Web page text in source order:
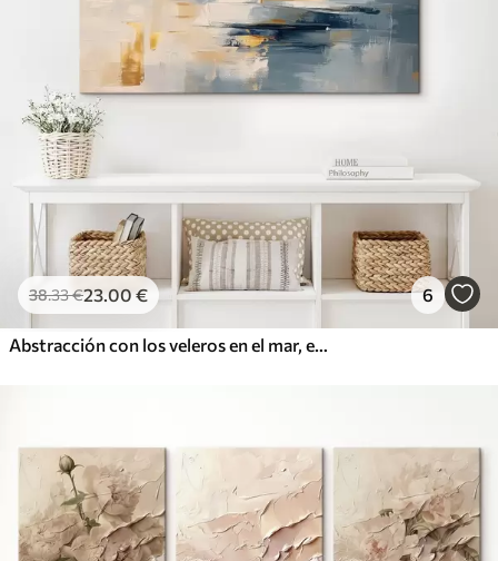
38.33€23.00 € 6
Abstracción con los veleros en el mar, estilo acrílico, puesta de sol